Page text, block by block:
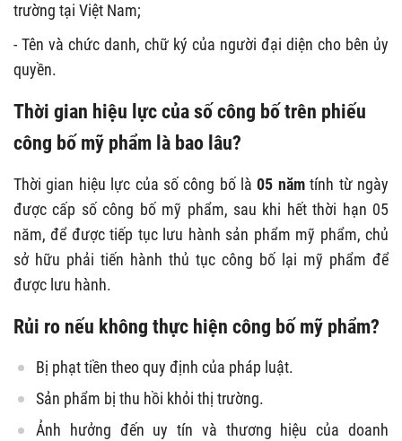
trường tại Việt Nam;
- Tên và chức danh, chữ ký của người đại diện cho bên ủy
quyền.
Thời gian hiệu lực của số công bố trên phiếu
công bố mỹ phẩm là bao lâu?
Thời gian hiệu lực của số công bố là05 nămtính từ ngày
được cấp số công bố mỹ phẩm, sau khi hết thời hạn 05
năm, để được tiếp tục lưu hành sản phẩm mỹ phẩm, chủ
sở hữu phải tiến hành thủ tục công bố lại mỹ phẩm để
được lưu hành.
Rủi ro nếu không thực hiện công bố mỹ phẩm?
Bị phạt tiền theo quy định của pháp luật.
Sản phẩm bị thu hồi khỏi thị trường.
Ảnh hưởng đến uy tín và thương hiệu của doanh